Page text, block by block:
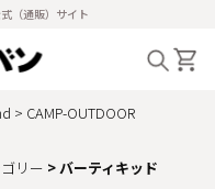
（通販）サイト
CAMP-OUTDOOR
リー
バーティキッド